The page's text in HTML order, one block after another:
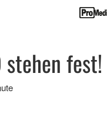
stehen fest!